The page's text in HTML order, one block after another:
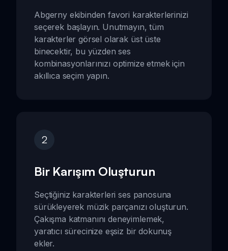
Abgerny ekibinden favori karakterlerinizi
seçerek başlayın. Unutmayın, tüm
karakterler görsel olarak üst üste
binecektir, bu yüzden ses
kombinasyonlarınızı optimize etmek için
akıllıca seçim yapın.
2
Bir Karışım Oluşturun
Seçtiğiniz karakterleri ses panosuna
sürükleyerek müzik parçanızı oluşturun.
Çakışma katmanını deneyimlemek,
yaratıcı sürecinize eşsiz bir dokunuş
ekler.